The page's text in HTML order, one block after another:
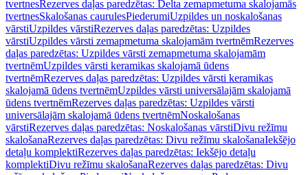
tvertnesRezerves daļas paredzētas: Delta zemapmetuma skalojamās
tvertnesSkalošanas caurulesPiederumiUzpildes un noskalošanas
vārstiUzpildes vārstiRezerves daļas paredzētas: Uzpildes
vārstiUzpildes vārsti zemapmetuma skalojamām tvertnēmRezerves
daļas paredzētas: Uzpildes vārsti zemapmetuma skalojamām
tvertnēmUzpildes vārsti keramikas skalojamā ūdens
tvertnēmRezerves daļas paredzētas: Uzpildes vārsti keramikas
skalojamā ūdens tvertnēmUzpildes vārsti universālajām skalojamā
ūdens tvertnēmRezerves daļas paredzētas: Uzpildes vārsti
universālajām skalojamā ūdens tvertnēmNoskalošanas
vārstiRezerves daļas paredzētas: Noskalošanas vārstiDivu režīmu
skalošanaRezerves daļas paredzētas: Divu režīmu skalošanaIekšējo
detaļu komplektiRezerves daļas paredzētas: Iekšējo detaļu
komplektiDivu režīmu skalošanaRezerves daļas paredzētas: Divu